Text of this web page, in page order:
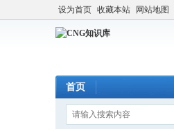
设为首页 收藏本站 网站地图
首页